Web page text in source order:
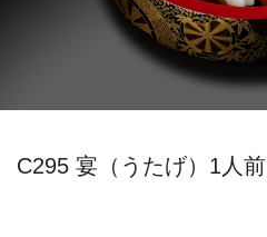
C295 宴（うたげ）1人前